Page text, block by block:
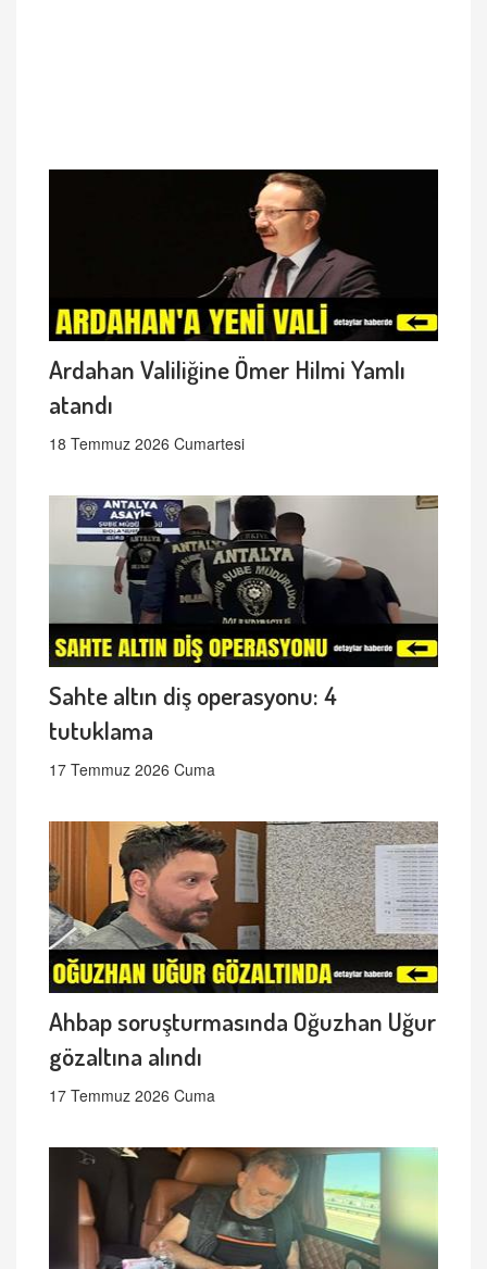
Ardahan Valiliğine Ömer Hilmi Yamlı
atandı
18 Temmuz 2026 Cumartesi
Sahte altın diş operasyonu: 4
tutuklama
17 Temmuz 2026 Cuma
Ahbap soruşturmasında Oğuzhan Uğur
gözaltına alındı
17 Temmuz 2026 Cuma